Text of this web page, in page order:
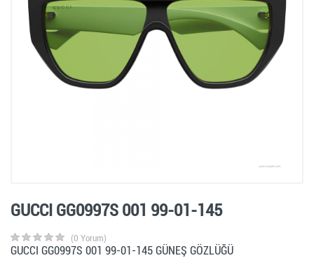
GUCCI GG0997S 001 99-01-145
(0 Yorum)
GUCCI GG0997S 001 99-01-145 GÜNEŞ GÖZLÜĞÜ